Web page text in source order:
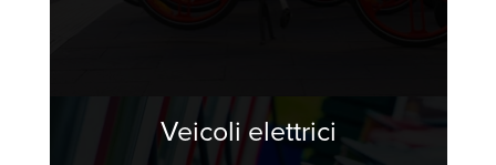
Veicoli elettrici